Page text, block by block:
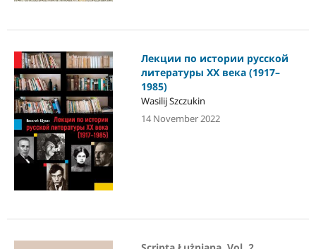
Лекции по истории русской
литературы ХХ века (1917–
1985)
Wasilij Szczukin
14 November 2022